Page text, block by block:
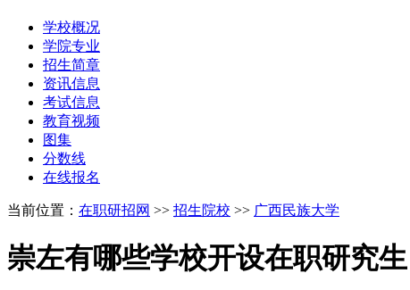
学校概况
学院专业
招生简章
资讯信息
考试信息
教育视频
图集
分数线
在线报名
当前位置： 在职研招网 >> 招生院校 >> 广西民族大学
崇左有哪些学校开设在职研究生